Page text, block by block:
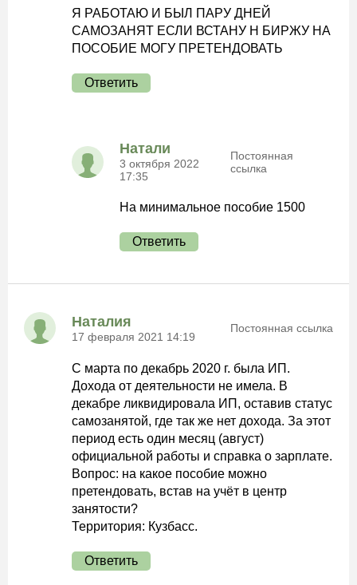
Я РАБОТАЮ И БЫЛ ПАРУ ДНЕЙ
САМОЗАНЯТ ЕСЛИ ВСТАНУ Н БИРЖУ НА
ПОСОБИЕ МОГУ ПРЕТЕНДОВАТЬ
Ответить
Натали
3 октября 2022
17:35
Постоянная
ссылка
На минимальное пособие 1500
Ответить
Наталия
17 февраля 2021 14:19
Постоянная ссылка
С марта по декабрь 2020 г. была ИП.
Дохода от деятельности не имела. В
декабре ликвидировала ИП, оставив статус
самозанятой, где так же нет дохода. За этот
период есть один месяц (август)
официальной работы и справка о зарплате.
Вопрос: на какое пособие можно
претендовать, встав на учёт в центр
занятости?
Территория: Кузбасс.
Ответить